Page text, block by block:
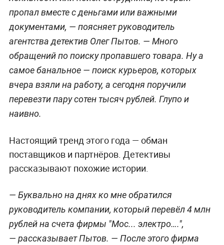
пропал вместе с деньгами или важными
документами, — поясняет руководитель
агентства детектив Олег Пытов. — Много
обращений по поиску пропавшего товара. Ну а
самое банальное — поиск курьеров, которых
вчера взяли на работу, а сегодня поручили
перевезти пару сотен тысяч рублей. Глупо и
наивно.
Настоящий тренд этого года — обман
поставщиков и партнёров. Детективы
рассказывают похожие истории.
— Буквально на днях ко мне обратился
руководитель компании, который перевёл 4 млн
рублей на счета фирмы "Мос... электро….",
— рассказывает Пытов. — После этого фирма